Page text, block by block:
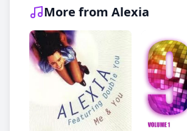
More from Alexia